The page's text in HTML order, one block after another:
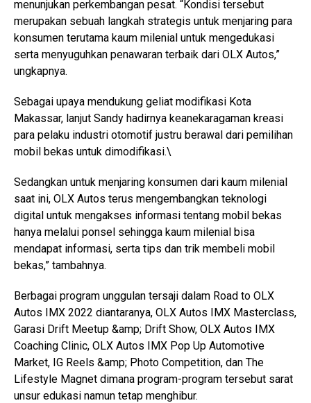
menunjukan perkembangan pesat. “Kondisi tersebut
merupakan sebuah langkah strategis untuk menjaring para
konsumen terutama kaum milenial untuk mengedukasi
serta menyuguhkan penawaran terbaik dari OLX Autos,”
ungkapnya.
Sebagai upaya mendukung geliat modifikasi Kota
Makassar, lanjut Sandy hadirnya keanekaragaman kreasi
para pelaku industri otomotif justru berawal dari pemilihan
mobil bekas untuk dimodifikasi.\
Sedangkan untuk menjaring konsumen dari kaum milenial
saat ini, OLX Autos terus mengembangkan teknologi
digital untuk mengakses informasi tentang mobil bekas
hanya melalui ponsel sehingga kaum milenial bisa
mendapat informasi, serta tips dan trik membeli mobil
bekas,” tambahnya.
Berbagai program unggulan tersaji dalam Road to OLX
Autos IMX 2022 diantaranya, OLX Autos IMX Masterclass,
Garasi Drift Meetup &amp; Drift Show, OLX Autos IMX
Coaching Clinic, OLX Autos IMX Pop Up Automotive
Market, IG Reels &amp; Photo Competition, dan The
Lifestyle Magnet dimana program-program tersebut sarat
unsur edukasi namun tetap menghibur.